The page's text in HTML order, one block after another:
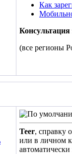
Как
(все регионы
Teer, справку
или в личном